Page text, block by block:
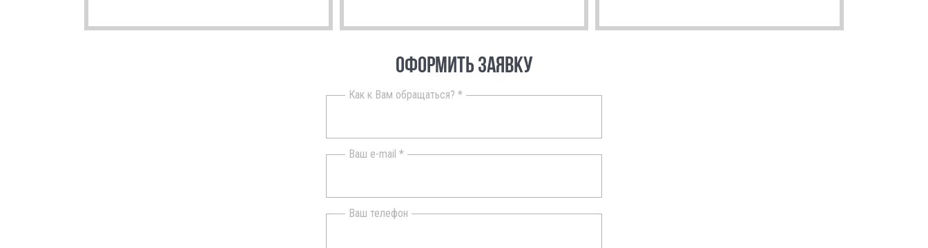
ОФОРМИТЬ ЗАЯВКУ
Как к Вам обращаться? *
Ваш e-mail *
Ваш телефон